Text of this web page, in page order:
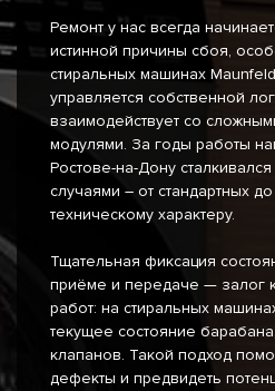
Ремонт у нас всегда
истинной причины сбоя,
стиральных машинах
управляется собственной
взаимодействует со
модулями. За годы работы
Ростове-на-Дону
случаями – от стандартных
техническому характеру.
Тщательная фиксация
приёме и передаче — залог
работ: на стиральных
текущее состояние
клапанов. Такой подход
дефекты и предвидеть